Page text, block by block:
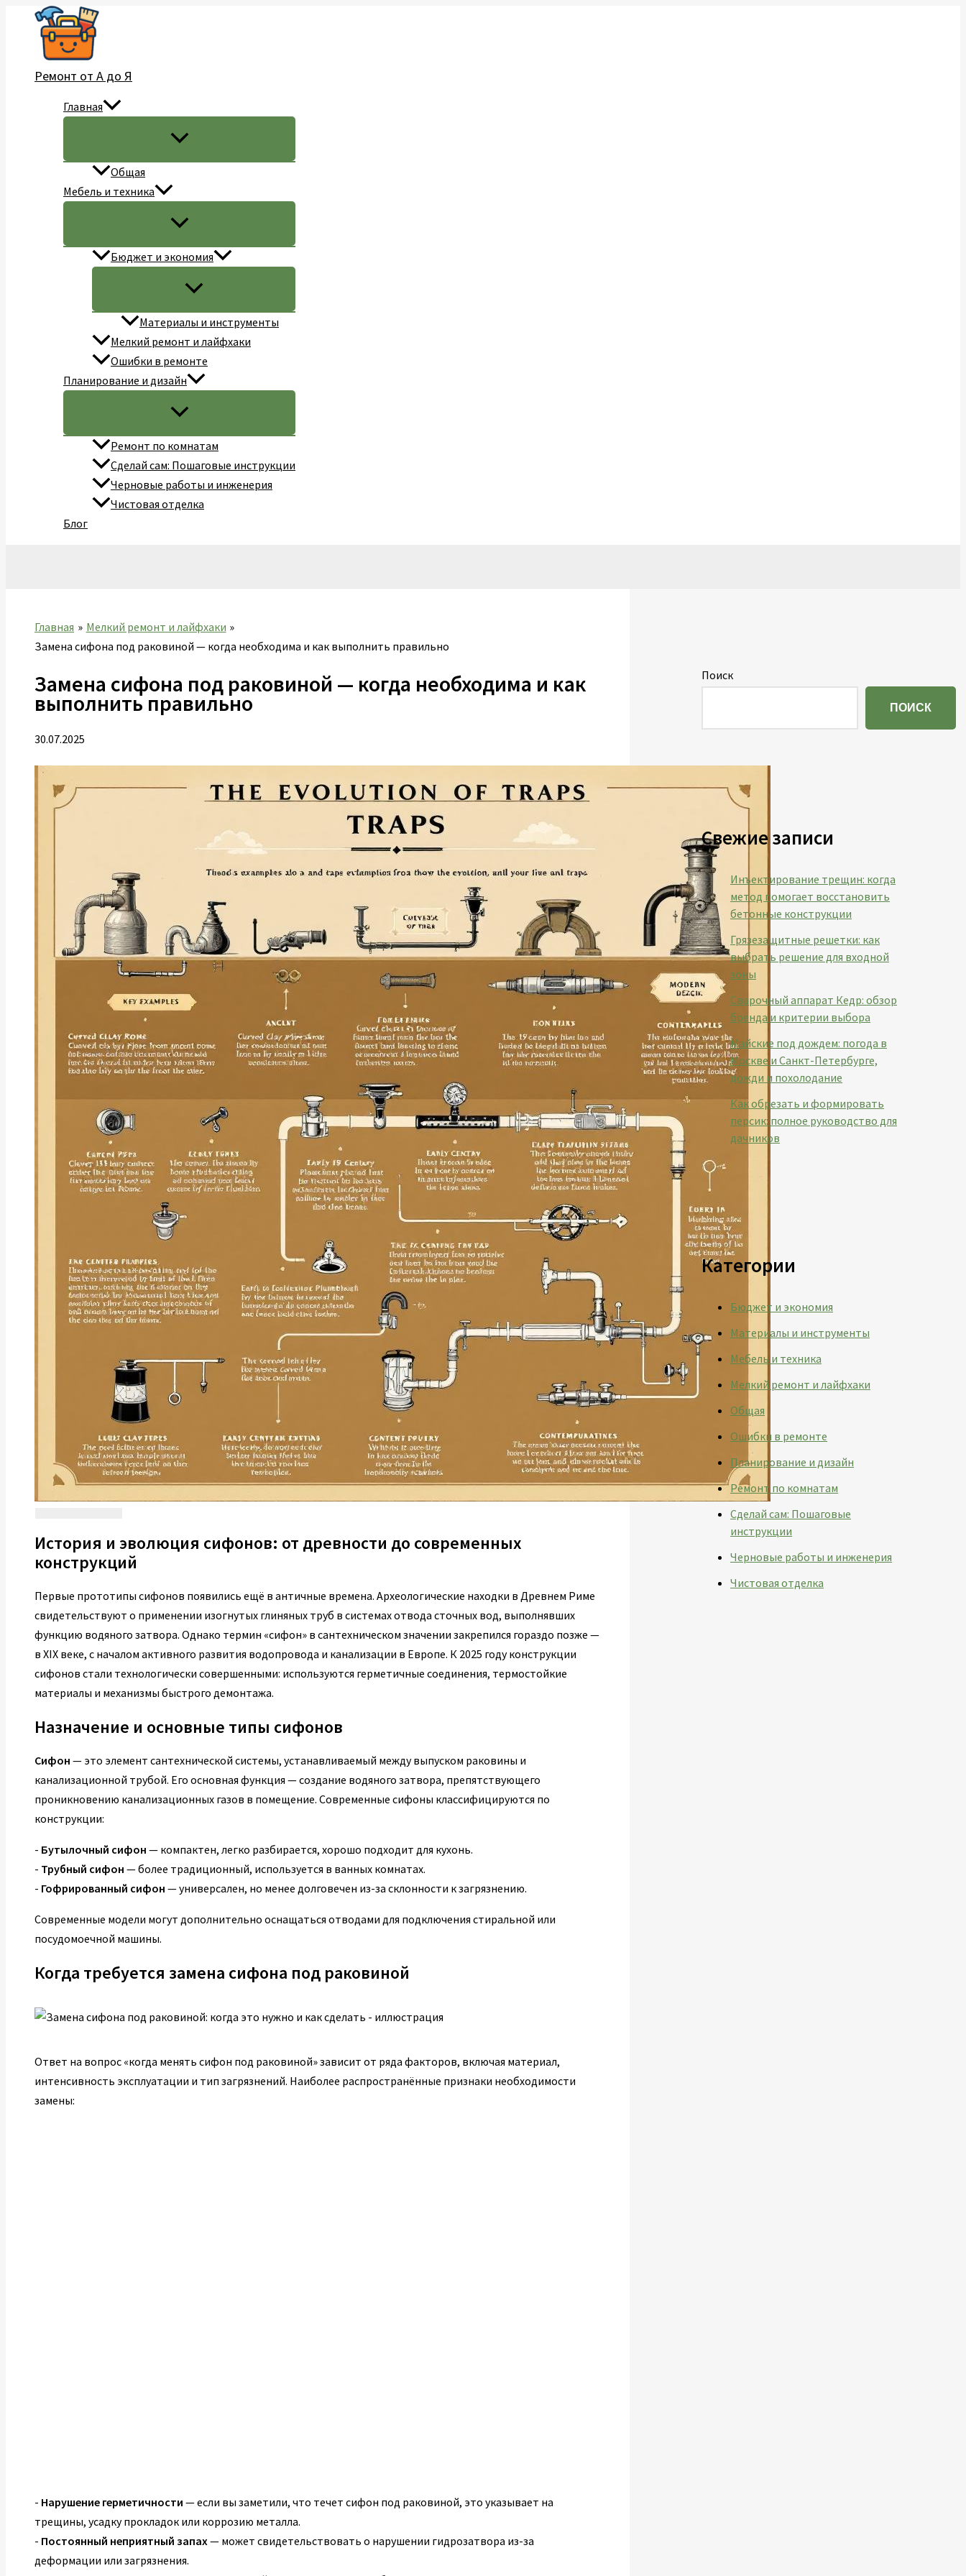
Перейти
содержимому
Ремонт от А до Я
Главная
Общая
Мебель и техника
Бюджет и экономия
Материалы и инструменты
Мелкий ремонт и лайфхаки
Ошибки в ремонте
Планирование и дизайн
Ремонт по комнатам
Сделай сам: Пошаговые инструкции
Черновые работы и инженерия
Чистовая отделка
Блог
Главная
Мелкий ремонт и лайфхаки
Замена сифона под раковиной — когда необходима и как выполнить правильно
Замена сифона под раковиной — когда необходима и как
выполнить правильно
30.07.2025
История и эволюция сифонов: от древности до современных
конструкций
Первые прототипы сифонов появились ещё в античные времена. Археологические находки в Древнем Риме
свидетельствуют о применении изогнутых глиняных труб в системах отвода сточных вод, выполнявших
функцию водяного затвора. Однако термин «сифон» в сантехническом значении закрепился гораздо позже —
в XIX веке, с началом активного развития водопровода и канализации в Европе. К 2025 году конструкции
сифонов стали технологически совершенными: используются герметичные соединения, термостойкие
материалы и механизмы быстрого демонтажа.
Назначение и основные типы сифонов
Сифон — это элемент сантехнической системы, устанавливаемый между выпуском раковины и
канализационной трубой. Его основная функция — создание водяного затвора, препятствующего
проникновению канализационных газов в помещение. Современные сифоны классифицируются по
конструкции:
- Бутылочный сифон — компактен, легко разбирается, хорошо подходит для кухонь.
- Трубный сифон — более традиционный, используется в ванных комнатах.
- Гофрированный сифон — универсален, но менее долговечен из-за склонности к загрязнению.
Современные модели могут дополнительно оснащаться отводами для подключения стиральной или
посудомоечной машины.
Когда требуется замена сифона под раковиной
Ответ на вопрос «когда менять сифон под раковиной» зависит от ряда факторов, включая материал,
интенсивность эксплуатации и тип загрязнений. Наиболее распространённые признаки необходимости
замены:
- Нарушение герметичности — если вы заметили, что течет сифон под раковиной, это указывает на
трещины, усадку прокладок или коррозию металла.
- Постоянный неприятный запах — может свидетельствовать о нарушении гидрозатвора из-за
деформации или загрязнения.
Поиск
ПОИСК
Свежие записи
Инъектирование трещин: когда
метод помогает восстановить
бетонные конструкции
Грязезащитные решетки: как
выбрать решение для входной
зоны
Сварочный аппарат Кедр: обзор
бренда и критерии выбора
Майские под дождем: погода в
Москве и Санкт-Петербурге,
дожди и похолодание
Как обрезать и формировать
персик: полное руководство для
дачников
Категории
Бюджет и экономия
Материалы и инструменты
Мебель и техника
Мелкий ремонт и лайфхаки
Общая
Ошибки в ремонте
Планирование и дизайн
Ремонт по комнатам
Сделай сам: Пошаговые
инструкции
Черновые работы и инженерия
Чистовая отделка